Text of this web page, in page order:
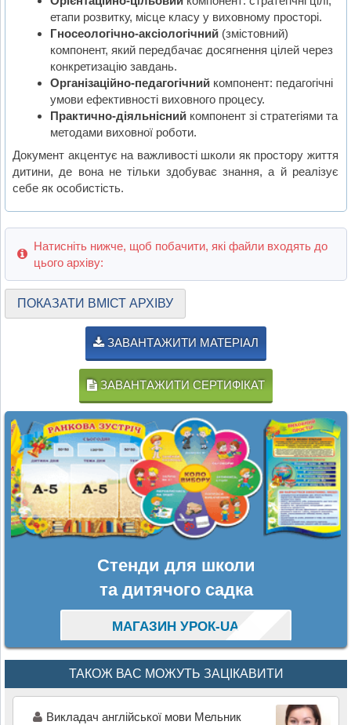
етапи розвитку, місце класу у виховному просторі.
Гносеологічно-аксіологічний(змістовний)
компонент, який передбачає досягнення цілей через
конкретизацію завдань.
Організаційно-педагогічнийкомпонент: педагогічні
умови ефективності виховного процесу.
Практично-діяльніснийкомпонент зі стратегіями та
методами виховної роботи.
Документ акцентує на важливості школи як простору життя
дитини, де вона не тільки здобуває знання, а й реалізує
себе як особистість.
Натисніть нижче, щоб побачити, які файли входять до
цього архіву:
ПОКАЗАТИ ВМІСТ АРХІВУ
ЗАВАНТАЖИТИ МАТЕРІАЛ
ЗАВАНТАЖИТИ СЕРТИФІКАТ
Стенди для школи
та дитячого садка
МАГАЗИН УРОК-UA
ТАКОЖ ВАС МОЖУТЬ ЗАЦІКАВИТИ
Викладач англійської мови Мельник